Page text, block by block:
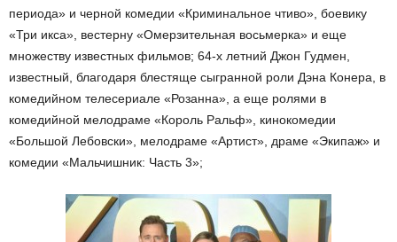
периода» и черной комедии «Криминальное чтиво», боевику
«Три икса», вестерну «Омерзительная восьмерка» и еще
множеству известных фильмов; 64-х летний Джон Гудмен,
известный, благодаря блестяще сыгранной роли Дэна Конера, в
комедийном телесериале «Розанна», а еще ролями в
комедийной мелодраме «Король Ральф», кинокомедии
«Большой Лебовски», мелодраме «Артист», драме «Экипаж» и
комедии «Мальчишник: Часть 3»;